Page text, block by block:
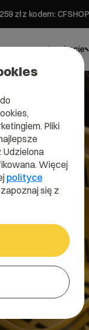
zł z kodem:
Inspiracje
Pliki
Więcej
polityce
się z